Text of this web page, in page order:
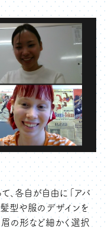
て、各自が自由に「アバ
髪型や服のデザインを
眉の形など細かく選択